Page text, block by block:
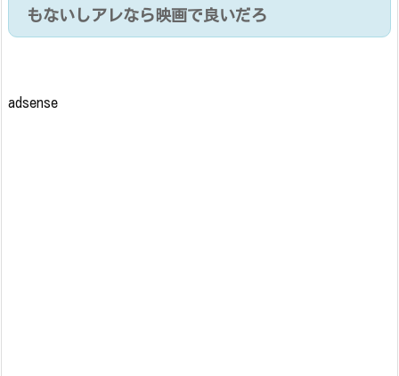
もないしアレなら映画で良いだろ
adsense